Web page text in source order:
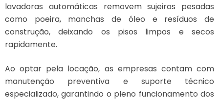
lavadoras automáticas removem sujeiras pesadas
como poeira, manchas de óleo e resíduos de
construção, deixando os pisos limpos e secos
rapidamente.
Ao optar pela locação, as empresas contam com
manutenção preventiva e suporte técnico
especializado, garantindo o pleno funcionamento dos